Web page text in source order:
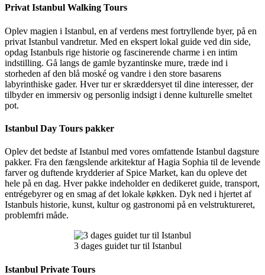
Privat Istanbul Walking Tours
Oplev magien i Istanbul, en af verdens mest fortryllende byer, på en
privat Istanbul vandretur. Med en ekspert lokal guide ved din side,
opdag Istanbuls rige historie og fascinerende charme i en intim
indstilling. Gå langs de gamle byzantinske mure, træde ind i
storheden af den blå moské og vandre i den store basarens
labyrinthiske gader. Hver tur er skræddersyet til dine interesser, der
tilbyder en immersiv og personlig indsigt i denne kulturelle smeltet
pot.
Istanbul Day Tours pakker
Oplev det bedste af Istanbul med vores omfattende Istanbul dagsture
pakker. Fra den fængslende arkitektur af Hagia Sophia til de levende
farver og duftende krydderier af Spice Market, kan du opleve det
hele på en dag. Hver pakke indeholder en dedikeret guide, transport,
entrégebyrer og en smag af det lokale køkken. Dyk ned i hjertet af
Istanbuls historie, kunst, kultur og gastronomi på en velstruktureret,
problemfri måde.
3 dages guidet tur til Istanbul
Istanbul Private Tours